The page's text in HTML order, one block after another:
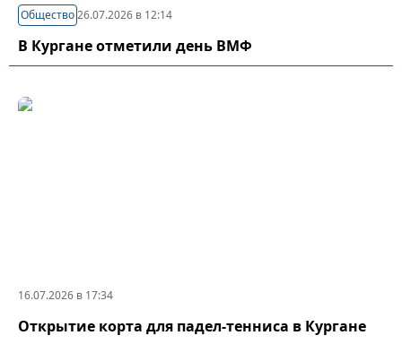
Общество26.07.2026 в 12:14
В Кургане отметили день ВМФ
16.07.2026 в 17:34
Открытие корта для падел-тенниса в Кургане